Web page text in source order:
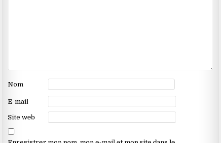
Nom
E-mail
Site web